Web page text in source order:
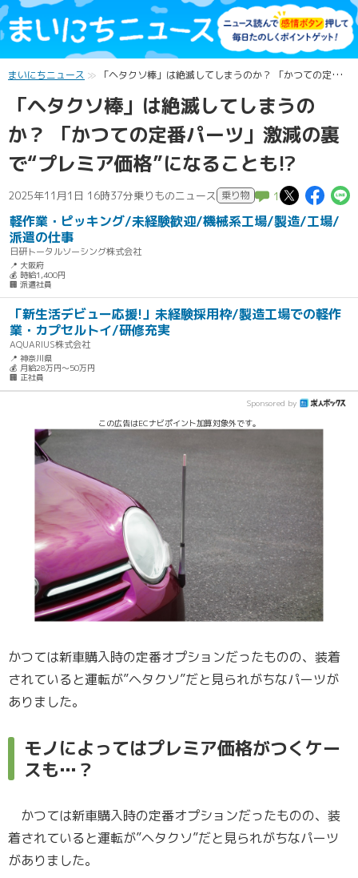
まいにちニュース 「ヘタクソ棒」は絶滅してしまうのか？ 「かつての定番パーツ」激減の裏で“プレミア価格”になることも!?
「ヘタクソ棒」は絶滅してしまうの
か？ 「かつての定番パーツ」激減の裏
で“プレミア価格”になることも!?
2025年11月1日 16時37分乗りものニュース 乗り物 1 この
こ
軽作業・ピッキング/未経験歓迎/機械系工場/製造/工場/
派遣の仕事
日研トータルソーシング株式会社
📍 大阪府
💰 時給1,400円
🏢 派遣社員
「新生活デビュー応援!」未経験採用枠/製造工場での軽作
業・カプセルトイ/研修充実
AQUARIUS株式会社
📍 神奈川県
💰 月給28万円～50万円
🏢 正社員
Sponsored by
この広告はECナビポイント加算対象外です。
かつては新車購入時の定番オプションだったものの、装着
されていると運転が”ヘタクソ”だと見られがちなパーツが
ありました。
モノによってはプレミア価格がつくケー
スも…？
かつては新車購入時の定番オプションだったものの、装
着されていると運転が”ヘタクソ”だと見られがちなパーツ
がありました。